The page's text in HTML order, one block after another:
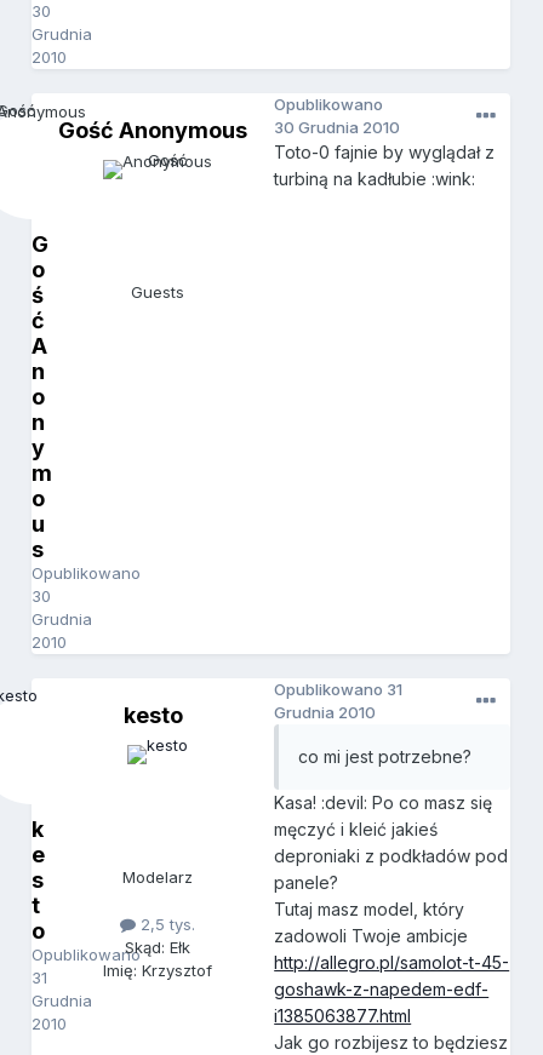
30
Grudnia
2010
G
o
ś
ć
A
n
o
n
y
m
o
u
s
Opublikowano
30
Grudnia
2010
Gość Anonymous
Guests
Opublikowano
30 Grudnia 2010
Toto-0 fajnie by wyglądał z
turbiną na kadłubie :wink:
k
e
s
t
o
Opublikowano
31
Grudnia
2010
kesto
Modelarz
2,5 tys.
Skąd: Ełk
Imię: Krzysztof
Opublikowano 31
Grudnia 2010
co mi jest potrzebne?
Kasa! :devil: Po co masz się
męczyć i kleić jakieś
deproniaki z podkładów pod
panele?
Tutaj masz model, który
zadowoli Twoje ambicje
http://allegro.pl/samolot-t-45-
goshawk-z-napedem-edf-
i1385063877.html
Jak go rozbijesz to będziesz